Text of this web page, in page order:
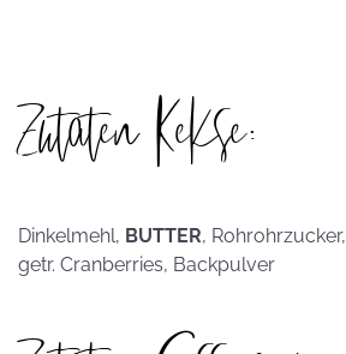
Zutaten Kekse:
Dinkelmehl, BUTTER, Rohrohrzucker,
getr. Cranberries, Backpulver